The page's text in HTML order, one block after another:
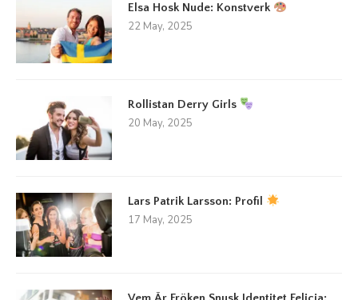
Elsa Hosk Nude: Konstverk
22 May, 2025
Rollistan Derry Girls
20 May, 2025
Lars Patrik Larsson: Profil
17 May, 2025